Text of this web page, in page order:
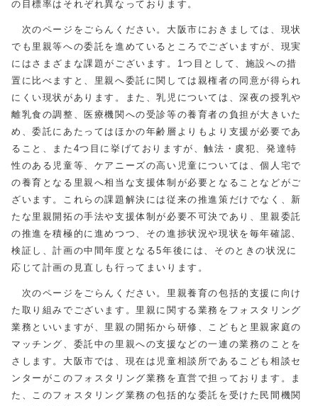
の目標率はそれぞれ異なっております。
次のページをごらんください。大阪市におきましては、現状
でも里親等への委託を進めているところでございますが、現実
にはさまざまな課題がございます。1つ目として、施設への措
置に比べますと、里親へ委託に関しては親権者の同意が得られ
にくい現状があります。また、乳児については、深夜の授乳や
離乳食の調整、医療機関への受診等の養育者の負担が大きいた
め、委託にあたってはほかの年齢層よりもより支援が必要であ
ること、また4つ目に挙げておりますが、触法・虞犯、発達特
性のある児童等、ケアニーズの高い児童については、個人宅で
の養育となる里親へ相当な支援体制が必要となることなどがご
ざいます。これらの課題解決には従来の推進策だけでなく、新
たな里親開拓の手法や支援体制が必要不可決であり、里親委託
の推進を積極的に進めつつ、その進捗状況や現状を毎年確認、
検証し、計画の中間年度となる5年後には、そのときの状況に
応じて計画の見直しも行ってまいります。
次のページをごらんください。里親養育の包括的支援に向け
た取り組みでございます。里親に関する業務をフォスタリング
業務といいますが、里親の開拓から研修、こどもと里親家庭の
マッチング、委託中の里親への支援などの一連の業務のことを
さします。大阪市では、現在は児童相談所であるこども相談セ
ンターがこのフォスタリング業務を直営で担っております。ま
た、このフォスタリング業務の包括的な委託を受けた民間機関